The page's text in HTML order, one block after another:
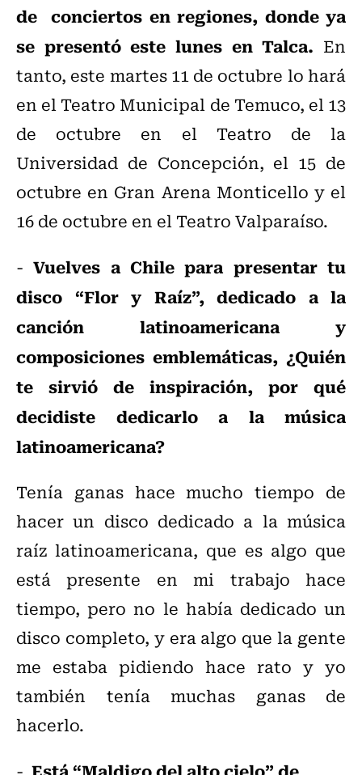
de conciertos en regiones, donde ya
se presentó este lunes en Talca. En
tanto, este martes 11 de octubre lo hará
en el Teatro Municipal de Temuco, el 13
de octubre en el Teatro de la
Universidad de Concepción, el 15 de
octubre en Gran Arena Monticello y el
16 de octubre en el Teatro Valparaíso.
-Vuelves a Chile para presentar tu
disco “Flor y Raíz”, dedicado a la
canción latinoamericana y
composiciones emblemáticas, ¿Quién
te sirvió de inspiración, por qué
decidiste dedicarlo a la música
latinoamericana?
Tenía ganas hace mucho tiempo de
hacer un disco dedicado a la música
raíz latinoamericana, que es algo que
está presente en mi trabajo hace
tiempo, pero no le había dedicado un
disco completo, y era algo que la gente
me estaba pidiendo hace rato y yo
también tenía muchas ganas de
hacerlo.